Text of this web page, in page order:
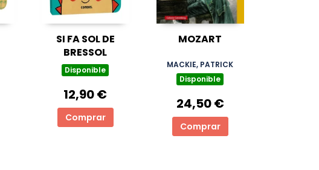
SI FA SOL DE
BRESSOL
Disponible
12,90 €
Comprar
MOZART
MACKIE, PATRICK
Disponible
24,50 €
Comprar